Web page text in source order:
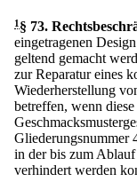
1 § 73.
eingetragenen
geltend gemacht
zur Reparatur eines
Wiederherstellung
betreffen, wenn
Gliederungsnummer
in der bis zum
verhindert werden